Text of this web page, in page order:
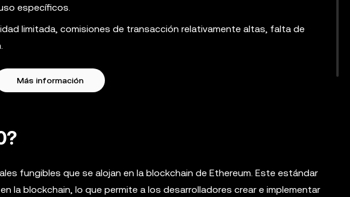
específicos.
limitada, comisiones de transacción relativamente altas, falta de
Más información
fungibles que se alojan en la blockchain de Ethereum. Este estándar
la blockchain, lo que permite a los desarrolladores crear e implementar